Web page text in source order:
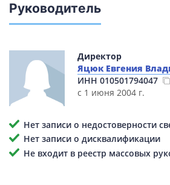
Руководитель
Директор
Яцюк Евгения
ИНН 010501794047
с 1 июня 2004 г.
Нет записи о недостоверности
Нет записи о дисквалификации
Не входит в реестр массовых